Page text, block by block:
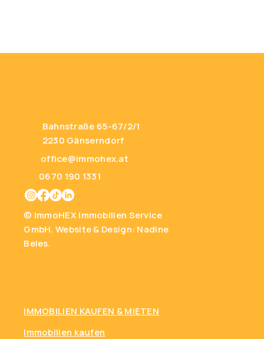
Bahnstraße 65-67/2/1
2230 Gänserndorf
office@immohex.at
0670 190 1331
© ImmoHEX Immobilien Service
GmbH.Website & Design: Nadine
Beles.
IMMOBILIEN KAUFEN & MIETEN
Immobilien kaufen